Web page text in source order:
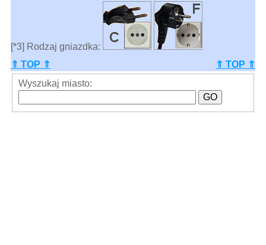
[*3] Rodzaj gniazdka:
⇑ TOP ⇑
⇑ TOP ⇑
Wyszukaj miasto: